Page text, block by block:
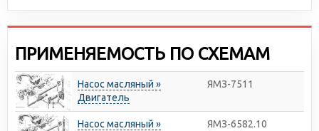
ПРИМЕНЯЕМОСТЬ ПО СХЕМАМ
Насос масляный »
Двигатель
ЯМЗ-7511
Насос масляный »
ЯМЗ-6582.10